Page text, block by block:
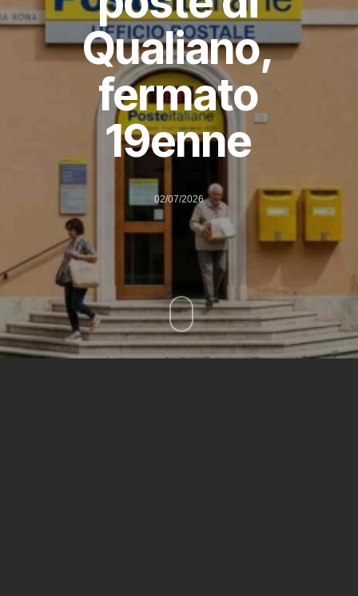
Qualiano,
fermato
19enne
02/07/2026